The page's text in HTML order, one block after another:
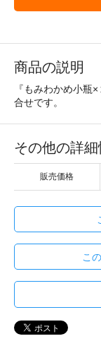
商品の説明
『もみわかめ小瓶
合せです。
その他の詳細
販売価格
こ